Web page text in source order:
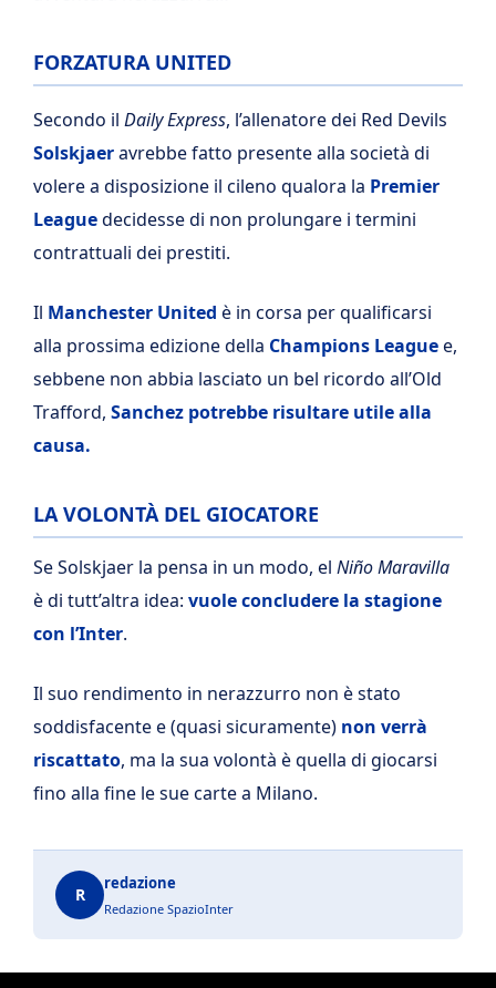
FORZATURA UNITED
Secondo il Daily Express, l’allenatore dei Red Devils
Solskjaeravrebbe fatto presente alla società di
volere a disposizione il cileno qualora la Premier
Leaguedecidesse di non prolungare i termini
contrattuali dei prestiti.
Il Manchester United è in corsa per qualificarsi
alla prossima edizione della Champions Leaguee,
sebbene non abbia lasciato un bel ricordo all’Old
Trafford, Sanchez potrebbe risultare utile alla
causa.
LA VOLONTÀ DEL GIOCATORE
Se Solskjaer la pensa in un modo, el Niño Maravilla
è di tutt’altra idea: vuole concludere la stagione
con l’Inter.
Il suo rendimento in nerazzurro non è stato
soddisfacente e (quasi sicuramente) non verrà
riscattato, ma la sua volontà è quella di giocarsi
fino alla fine le sue carte a Milano.
R
redazione
Redazione SpazioInter